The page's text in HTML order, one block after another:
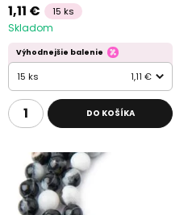
1,11 € 15 ks
Skladom
Výhodnejšie balenie
15 ks 1,11 €
DO KOŠÍKA